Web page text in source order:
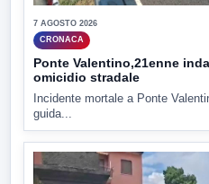
7 AGOSTO 2026
CRONACA
Ponte Valentino,21enne
omicidio stradale
Incidente mortale a Ponte
guida...